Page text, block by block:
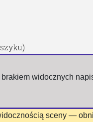
widocznych
sceny —